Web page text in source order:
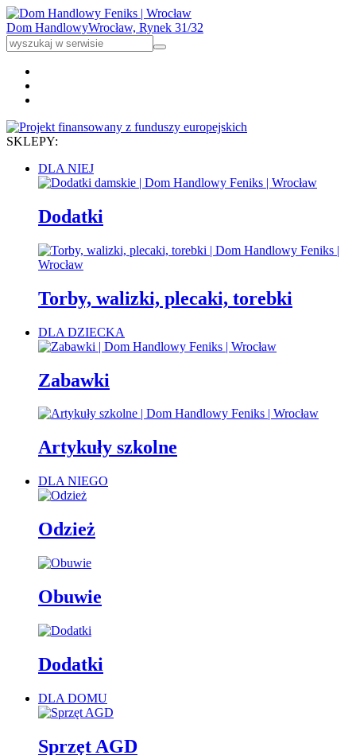
Dom HandlowyWrocław, Rynek 31/32
SKLEPY:
DLA NIEJ
Dodatki
Torby, walizki, plecaki, torebki
DLA DZIECKA
Zabawki
Artykuły szkolne
DLA NIEGO
Odzież
Obuwie
Dodatki
DLA DOMU
Sprzęt AGD